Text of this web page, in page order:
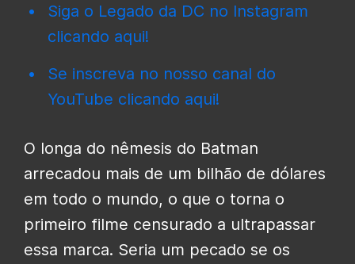
Siga o Legado da DC no Instagram
clicando aqui!
Se inscreva no nosso canal do
YouTube clicando aqui!
O longa do nêmesis do Batman
arrecadou mais de um bilhão de dólares
em todo o mundo, o que o torna o
primeiro filme censurado a ultrapassar
essa marca. Seria um pecado se os